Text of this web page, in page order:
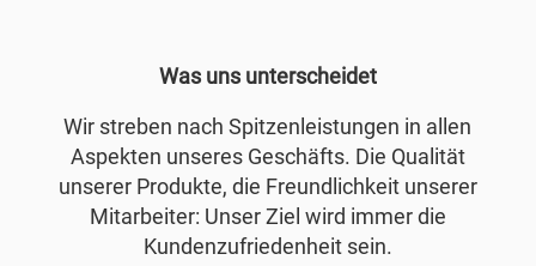
Was uns unterscheidet
Wir streben nach Spitzenleistungen in allen
Aspekten unseres Geschäfts. Die Qualität
unserer Produkte, die Freundlichkeit unserer
Mitarbeiter: Unser Ziel wird immer die
Kundenzufriedenheit sein.